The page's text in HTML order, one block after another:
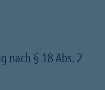
nach § 18 Abs. 2